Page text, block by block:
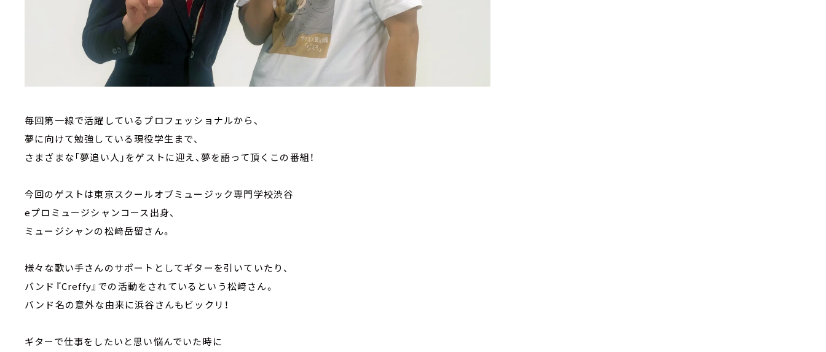
毎回第一線で活躍しているプロフェッショナルから、
夢に向けて勉強している現役学生まで、
さまざまな「夢追い人」をゲストに迎え、夢を語って頂くこの番組！
今回のゲストは東京スクールオブミュージック専門学校渋谷
eプロミュージシャンコース出身、
ミュージシャンの松﨑岳留さん。
様々な歌い手さんのサポートとしてギターを引いていたり、
バンド『Creffy』での活動をされているという松﨑さん。
バンド名の意外な由来に浜谷さんもビックリ！
ギターで仕事をしたいと思い悩んでいた時に